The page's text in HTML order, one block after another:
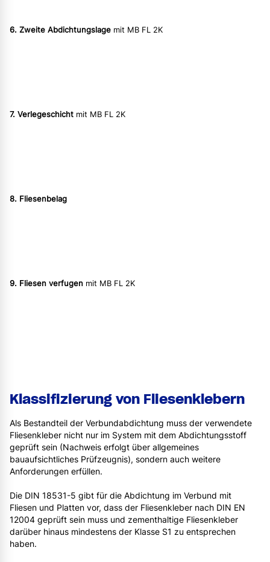
6. Zweite Abdichtungslage mit MB FL 2K
7. Verlegeschicht mit MB FL 2K
8. Fliesenbelag
9. Fliesen verfugen mit MB FL 2K
Klassifizierung von Fliesenklebern
Als Bestandteil der Verbundabdichtung muss der verwendete
Fliesenkleber nicht nur im System mit dem Abdichtungsstoff
geprüft sein (Nachweis erfolgt über allgemeines
bauaufsichtliches Prüfzeugnis), sondern auch weitere
Anforderungen erfüllen.
Die DIN 18531-5 gibt für die Abdichtung im Verbund mit
Fliesen und Platten vor, dass der Fliesenkleber nach DIN EN
12004 geprüft sein muss und zementhaltige Fliesenkleber
darüber hinaus mindestens der Klasse S1 zu entsprechen
haben.